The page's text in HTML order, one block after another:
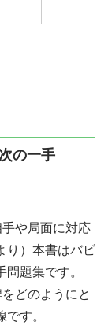
の一手
や局面に対応
り）本書はバビ
題集です。
どのようにと
す。